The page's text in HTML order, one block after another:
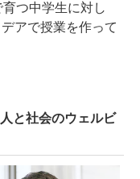
つ中学生に対し
アで授業を作って
と社会のウェルビ